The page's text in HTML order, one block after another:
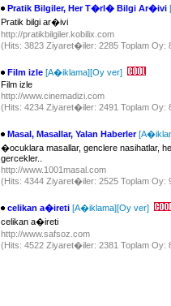
Pratik Bilgiler, Her T�rl� Bilgi Ar�ivi
Pratik bilgi ar�ivi
http://pratikbilgiler.kobilix.com
(Hits: 3823 Ziyaret�iler: 2285 Toplam Oy:
Film izle [A�iklama][Oy ver]
Film izle
http://www.cinemadizi.com
(Hits: 4234 Ziyaret�iler: 2491 Toplam Oy:
Masal, Masallar, Yalan Haberler
�ocuklara masallar, genclere nasihatlar,
gercekler..
http://www.1001masal.com
(Hits: 4344 Ziyaret�iler: 2525 Toplam Oy:
celikan a�ireti [A�iklama][Oy ver]
celikan a�ireti
http://www.safsoz.com
(Hits: 4522 Ziyaret�iler: 2381 Toplam Oy: